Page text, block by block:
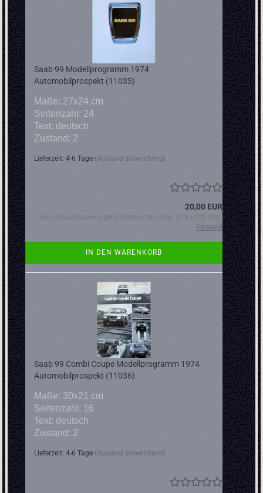
Saab 99 Modellprogramm 1974
Automobilprospekt (11035)
Maße: 27x24 cm
Seitenzahl: 24
Text: deutsch
Zustand: 2
Lieferzeit: 4-6 Tage (Ausland abweichend)
20,00 EUR
Kein Steuerausweis gem. Kleinuntern.-Reg. §19 UStG zzgl.
Versand
IN DEN WARENKORB
Saab 99 Combi Coupe Modellprogramm 1974
Automobilprospekt (11036)
Maße: 30x21 cm
Seitenzahl: 16
Text: deutsch
Zustand: 2
Lieferzeit: 4-6 Tage (Ausland abweichend)